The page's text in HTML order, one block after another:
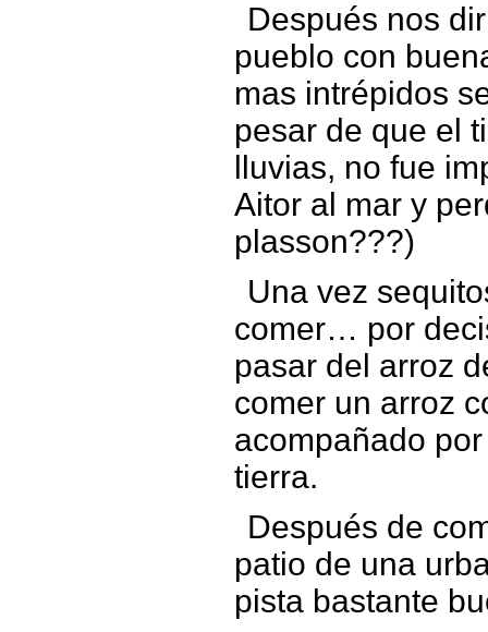
Después nos
pueblo con
mas intrépidos
pesar de que el
lluvias, no fue
Aitor al mar y
plasson???)
Una vez
comer… por
pasar del arroz
comer un arroz
acompañado
tierra.
Después de
patio de una
pista bastante